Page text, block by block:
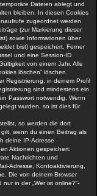
Dateien ablegt und
bleiben. In diesen Cookies
zugeordnet werden
(zur Markierung dieser
sowie Informationen über
bist) gespeichert. Ferner
und eine Session-ID
von einem Jahr. Alle
löschen“ löschen.
Registrierung, in deinem Profil
sind mindestens ein
Passwort notwendig. Wenn
wurden, so ist dies für
so werden die dort
wenn du einen Beitrag als
deine IP-Adresse
Aktionen gespeichert:
Nachrichten und
Adresse, Kontoaktivierung,
Die von deinem Browser
in der „Wer ist online?“-